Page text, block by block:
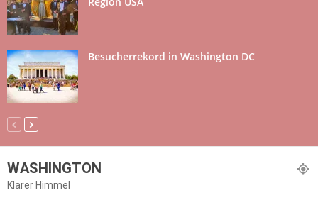
Besucherrekord in Washington DC
WASHINGTON
Klarer Himmel